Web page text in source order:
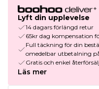
Lyft din upplevelse
14 dagars förlängd retur
65kr dag kompensation
Full täckning för din
omedelbar utbetalning
Gratis och enkel
Läs mer